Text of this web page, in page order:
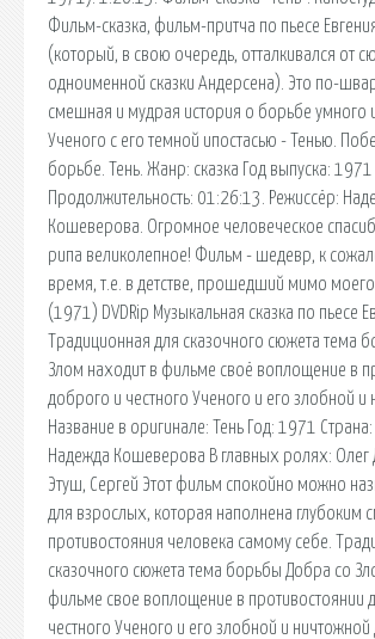
Фильм-сказка, фильм-притча по пьесе
(который, в свою очередь, отталкивался от
одноименной сказки Андерсена). Это по-
смешная и мудрая история о борьбе умного
Ученого с его темной ипостасью - Тенью.
борьбе. Тень. Жанр: сказка Год выпуска: 1971
Продолжительность: 01:26:13. Режиссёр:
Кошеверова. Огромное человеческое
рипа великолепное! Фильм - шедевр, к
время, т.е. в детстве, прошедший мимо
(1971) DVDRip Музыкальная сказка по пьесе
Традиционная для сказочного сюжета тема
Злом находит в фильме своё воплощение в
доброго и честного Ученого и его злобной и
Название в оригинале: Тень Год: 1971
Надежда Кошеверова В главных ролях: Олег
Этуш, Сергей Этот фильм спокойно можно
для взрослых, которая наполнена глубоким
противостояния человека самому себе.
сказочного сюжета тема борьбы Добра со
фильме свое воплощение в противостоянии
честного Ученого и его злобной и